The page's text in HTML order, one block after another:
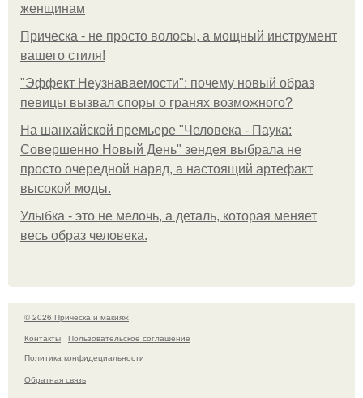
женщинам
Прическа - не просто волосы, а мощный инструмент
вашего стиля!
"Эффект Неузнаваемости": почему новый образ
певицы вызвал споры о гранях возможного?
На шанхайской премьере "Человека - Паука:
Совершенно Новый День" зендея выбрала не
просто очередной наряд, а настоящий артефакт
высокой моды.
Улыбка - это не мелочь, а деталь, которая меняет
весь образ человека.
© 2026 Прическа и макияж
Контакты
Пользовательское соглашение
Политика конфидециальности
Обратная связь